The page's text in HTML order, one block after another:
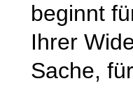
beginnt
Ihrer
Sache,